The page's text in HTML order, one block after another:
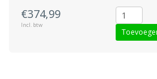
€374,99
Incl. btw